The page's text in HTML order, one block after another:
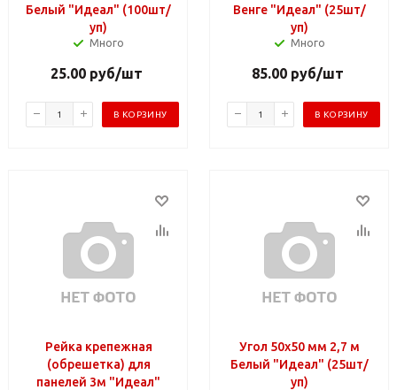
Белый "Идеал" (100шт/
уп)
Много
25.00 руб/шт
В КОРЗИНУ
Венге "Идеал" (25шт/
уп)
Много
85.00 руб/шт
В КОРЗИНУ
Рейка крепежная
(обрешетка) для
панелей 3м "Идеал"
Угол 50х50 мм 2,7 м
Белый "Идеал" (25шт/
уп)